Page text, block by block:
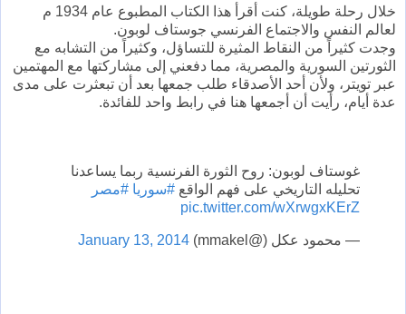
خلال رحلة طويلة، كنت أقرأ هذا الكتاب المطبوع عام 1934 م
لعالم النفس والاجتماع الفرنسي جوستاف لوبون.
وجدت كثيراً من النقاط المثيرة للتساؤل، وكثيراً من التشابه مع
الثورتين السورية والمصرية، مما دفعني إلى مشاركتها مع المهتمين
عبر تويتر، ولأن أحد الأصدقاء طلب جمعها بعد أن تبعثرت على مدى
عدة أيام، رأيت أن أجمعها هنا في رابط واحد للفائدة.
غوستاف لوبون: روح الثورة الفرنسية ربما يساعدنا
تحليله التاريخي على فهم الواقع #سوريا #مصر
pic.twitter.com/wXrwgxKErZ
— محمود عكل (@mmakel) January 13, 2014